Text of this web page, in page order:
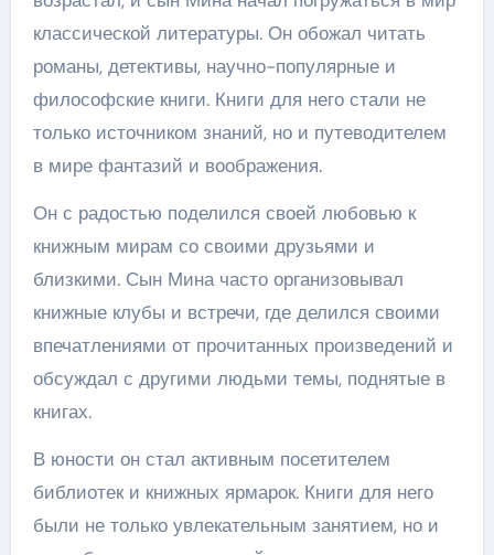
классической литературы. Он обожал читать
романы, детективы, научно-популярные и
философские книги. Книги для него стали не
только источником знаний, но и путеводителем
в мире фантазий и воображения.
Он с радостью поделился своей любовью к
книжным мирам со своими друзьями и
близкими. Сын Мина часто организовывал
книжные клубы и встречи, где делился своими
впечатлениями от прочитанных произведений и
обсуждал с другими людьми темы, поднятые в
книгах.
В юности он стал активным посетителем
библиотек и книжных ярмарок. Книги для него
были не только увлекательным занятием, но и